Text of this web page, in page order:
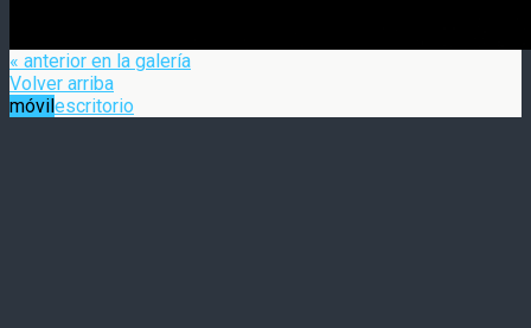
« anterior en la galería
Volver arriba
móvilescritorio